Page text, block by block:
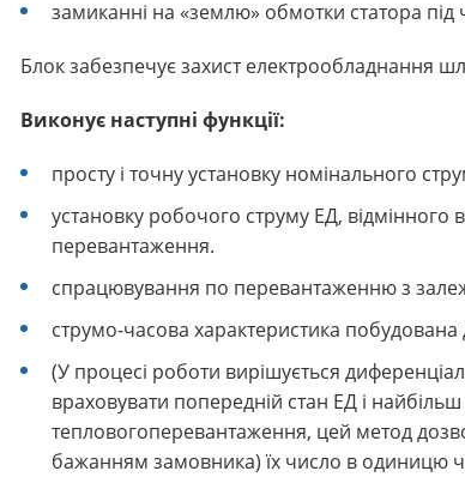
замиканні на «землю» обмотки статора
Блок забезпечує захист електрообладнання
Виконує наступні функції:
просту і точну установку номінального
установку робочого струму ЕД,
перевантаження.
спрацювування по перевантаженню з
cтрумо-часова характеристика
(У процесі роботи вирішується
враховувати попередній стан ЕД і
тепловогоперевантаження, цей метод
бажанням замовника) їх число в одиницю